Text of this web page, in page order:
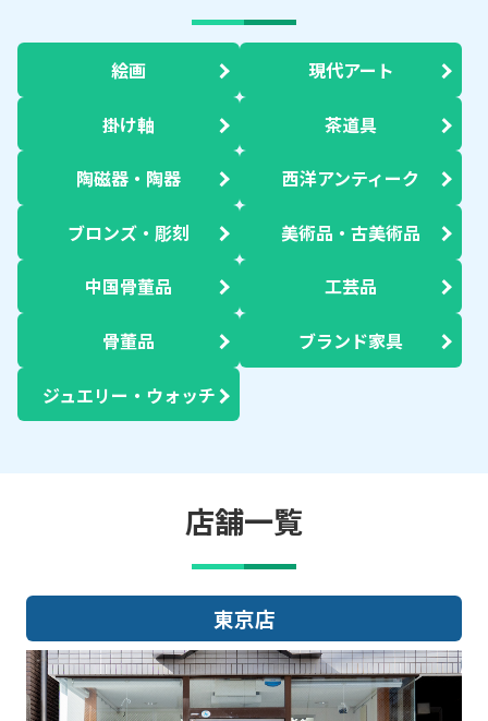
絵画 現代アート
掛け軸 茶道具
陶磁器・陶器 西洋アンティーク
ブロンズ・彫刻 美術品・古美術品
中国骨董品 工芸品
骨董品 ブランド家具
ジュエリー・ウォッチ
店舗一覧
東京店